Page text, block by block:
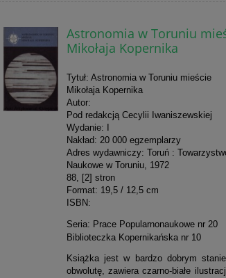
Astronomia w Toruniu
Mikołaja Kopernika
Tytuł: Astronomia w Toruniu mieście
Mikołaja Kopernika
Autor:
Pod redakcją Cecylii Iwaniszewskiej
Wydanie: I
Nakład: 20 000 egzemplarzy
Adres wydawniczy: Toruń :
Naukowe w Toruniu, 1972
88, [2] stron
Format: 19,5 / 12,5 cm
ISBN:
Seria: Prace Popularnonaukowe nr 20
Biblioteczka Kopernikańska nr 10
Książka jest w bardzo dobrym
obwolutę, zawiera czarno-białe